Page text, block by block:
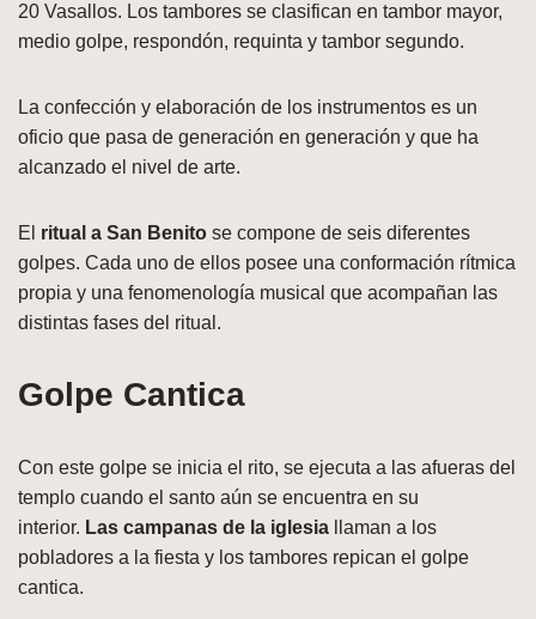
20 Vasallos. Los tambores se clasifican en tambor mayor,
medio golpe, respondón, requinta y tambor segundo.
La confección y elaboración de los instrumentos es un
oficio que pasa de generación en generación y que ha
alcanzado el nivel de arte.
El ritual a San Benito se compone de seis diferentes
golpes. Cada uno de ellos posee una conformación rítmica
propia y una fenomenología musical que acompañan las
distintas fases del ritual.
Golpe Cantica
Con este golpe se inicia el rito, se ejecuta a las afueras del
templo cuando el santo aún se encuentra en su
interior. Las campanas de la iglesia
llaman a los
pobladores a la fiesta y los tambores repican el golpe
cantica.